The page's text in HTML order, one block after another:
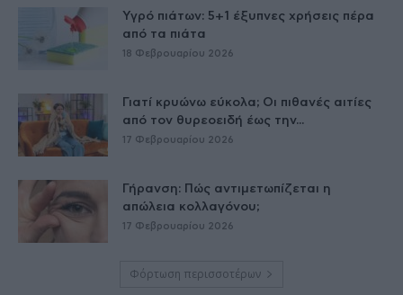
Υγρό πιάτων: 5+1 έξυπνες χρήσεις πέρα
από τα πιάτα
18 Φεβρουαρίου 2026
Γιατί κρυώνω εύκολα; Οι πιθανές αιτίες
από τον θυρεοειδή έως την...
17 Φεβρουαρίου 2026
Γήρανση: Πώς αντιμετωπίζεται η
απώλεια κολλαγόνου;
17 Φεβρουαρίου 2026
Φόρτωση περισσοτέρων